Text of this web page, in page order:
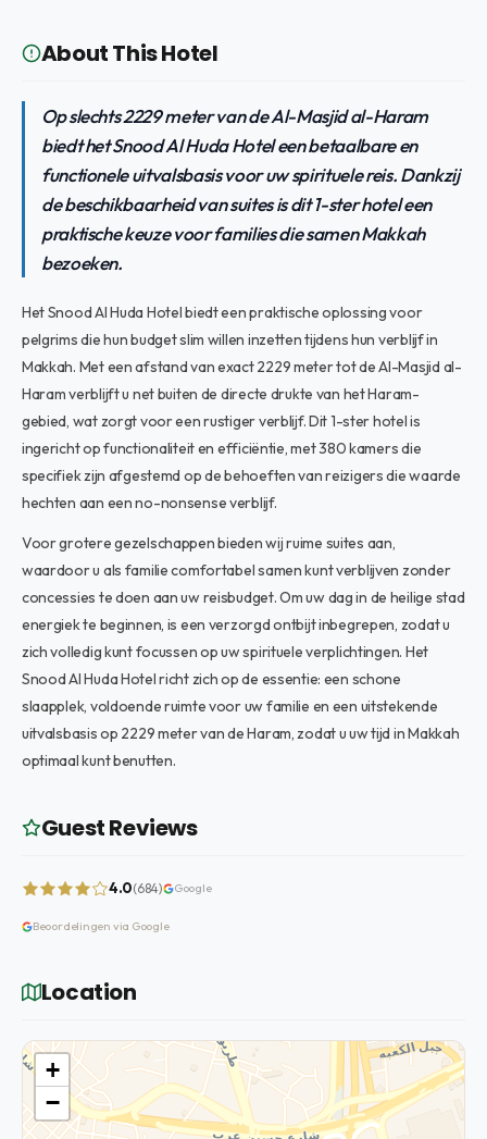
About This Hotel
Op slechts 2229 meter van de Al-Masjid al-Haram
biedt het Snood Al Huda Hotel een betaalbare en
functionele uitvalsbasis voor uw spirituele reis. Dankzij
de beschikbaarheid van suites is dit 1-ster hotel een
praktische keuze voor families die samen Makkah
bezoeken.
Het Snood Al Huda Hotel biedt een praktische oplossing voor
pelgrims die hun budget slim willen inzetten tijdens hun verblijf in
Makkah. Met een afstand van exact 2229 meter tot de Al-Masjid al-
Haram verblijft u net buiten de directe drukte van het Haram-
gebied, wat zorgt voor een rustiger verblijf. Dit 1-ster hotel is
ingericht op functionaliteit en efficiëntie, met 380 kamers die
specifiek zijn afgestemd op de behoeften van reizigers die waarde
hechten aan een no-nonsense verblijf.
Voor grotere gezelschappen bieden wij ruime suites aan,
waardoor u als familie comfortabel samen kunt verblijven zonder
concessies te doen aan uw reisbudget. Om uw dag in de heilige stad
energiek te beginnen, is een verzorgd ontbijt inbegrepen, zodat u
zich volledig kunt focussen op uw spirituele verplichtingen. Het
Snood Al Huda Hotel richt zich op de essentie: een schone
slaapplek, voldoende ruimte voor uw familie en een uitstekende
uitvalsbasis op 2229 meter van de Haram, zodat u uw tijd in Makkah
optimaal kunt benutten.
Guest Reviews
4.0(684) Google
Beoordelingen via Google
Location
+
−